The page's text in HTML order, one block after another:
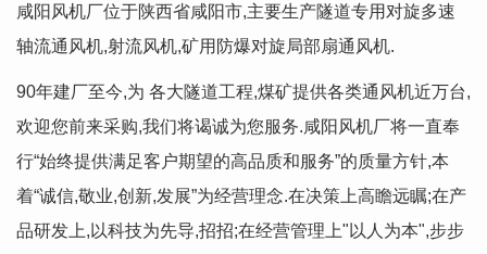
咸阳风机厂位于陕西省咸阳市,主要生产隧道专用对旋多速
轴流通风机,射流风机,矿用防爆对旋局部扇通风机.
90年建厂至今,为 各大隧道工程,煤矿提供各类通风机近万台,
欢迎您前来采购,我们将谒诚为您服务.咸阳风机厂将一直奉
行“始终提供满足客户期望的高品质和服务”的质量方针,本
着“诚信,敬业,创新,发展”为经营理念.在决策上高瞻远瞩;在产
品研发上,以科技为先导,招招;在经营管理上"以人为本",步步